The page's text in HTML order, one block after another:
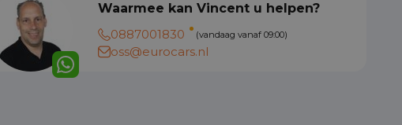
Waarmee kan Vincent u helpen?
0887001830
(vandaag vanaf 09:00)
oss@eurocars.nl